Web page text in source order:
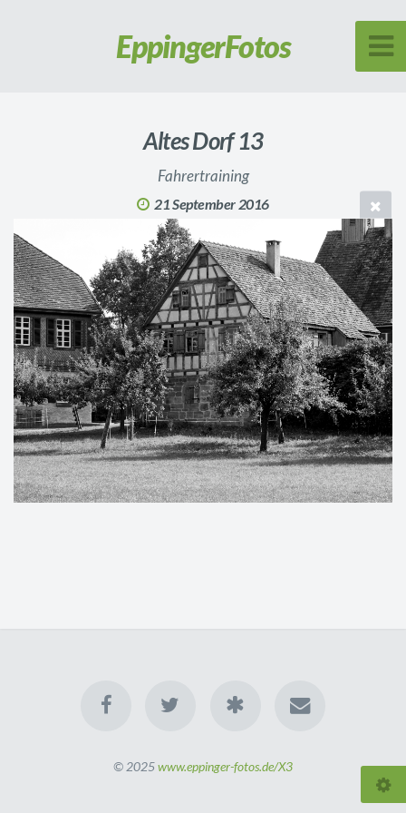
EppingerFotos
Altes Dorf 13
Fahrertraining
21 September 2016
© 2025www.eppinger-fotos.de/X3